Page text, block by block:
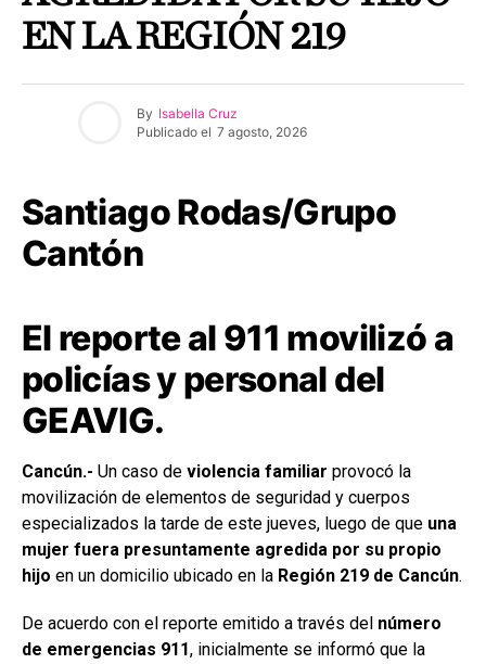
EN LA REGIÓN 219
By Isabella Cruz
Publicado el 7 agosto, 2026
Santiago Rodas/Grupo
Cantón
El reporte al 911 movilizó a
policías y personal del
GEAVIG.
Cancún.- Un caso de violencia familiar provocó la
movilización de elementos de seguridad y cuerpos
especializados la tarde de este jueves, luego de que una
mujer fuera presuntamente agredida por su propio
hijo en un domicilio ubicado en la Región 219 de Cancún.
De acuerdo con el reporte emitido a través del número
de emergencias 911, inicialmente se informó que la